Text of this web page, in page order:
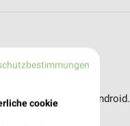
App für iOS & Android.
cookie